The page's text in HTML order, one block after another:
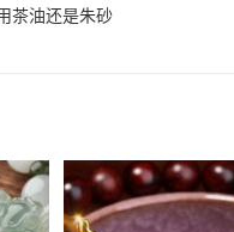
茶油还是朱砂